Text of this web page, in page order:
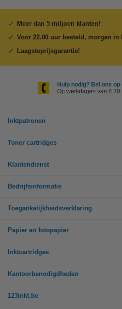
Meer dan 5 miljoen klanten!
Voor 22.00 uur besteld, morgen in
Laagsteprijsgarantie!
Hulp nodig? Bel ons op
Op werkdagen van 8.30
Inktpatronen
Toner cartridges
Klantendienst
Bedrijfsinformatie
Toegankelijkheidsverklaring
Papier en fotopapier
Inktcartridges
Kantoorbenodigdheden
123inkt.be